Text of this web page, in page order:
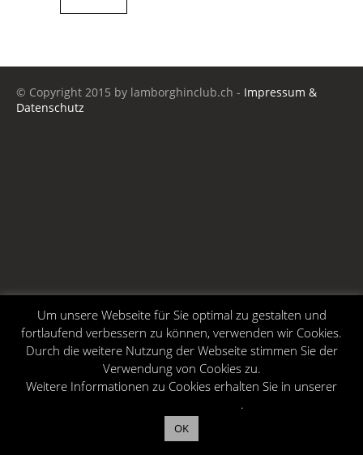
© Copyright 2015 by lamborghinclub.ch - Impressum &
Datenschutz
Um unsere Webseite für Sie optimal zu gestalten und
fortlaufend verbessern zu können, verwenden wir Cookies.
Durch die weitere Nutzung der Webseite stimmen Sie der
Verwendung von Cookies zu.
Weitere Informationen zu Cookies erhalten Sie in unserer
.
OK